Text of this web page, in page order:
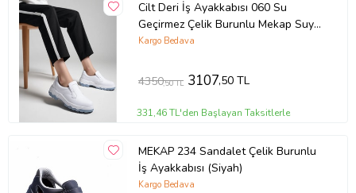
Cilt Deri İş Ayakkabısı 060 Su
Geçirmez Çelik Burunlu Mekap Suya
(Beyaz)
Kargo Bedava
4350,50 TL 3107,50 TL
331,46 TL'den Başlayan Taksitlerle
MEKAP 234 Sandalet Çelik Burunlu
İş Ayakkabısı (Siyah)
Kargo Bedava